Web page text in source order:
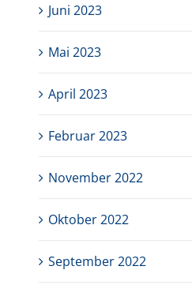
Juni 2023
Mai 2023
April 2023
Februar 2023
November 2022
Oktober 2022
September 2022